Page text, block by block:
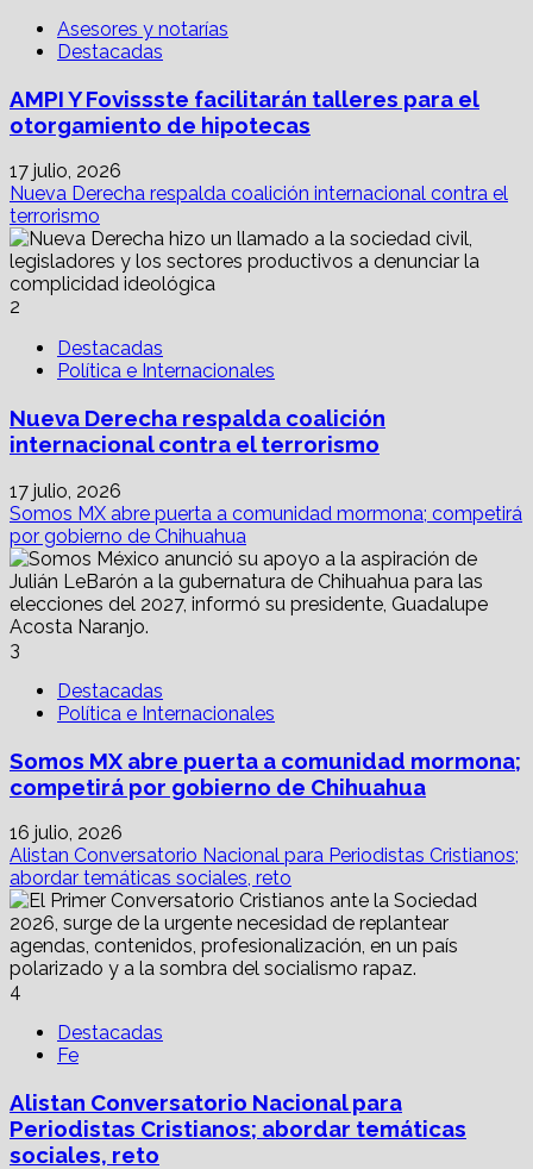
Asesores y notarías
Destacadas
AMPI Y Fovissste facilitarán talleres para el
otorgamiento de hipotecas
17 julio, 2026
Nueva Derecha respalda coalición internacional contra el
terrorismo
2
Destacadas
Política e Internacionales
Nueva Derecha respalda coalición
internacional contra el terrorismo
17 julio, 2026
Somos MX abre puerta a comunidad mormona; competirá
por gobierno de Chihuahua
3
Destacadas
Política e Internacionales
Somos MX abre puerta a comunidad mormona;
competirá por gobierno de Chihuahua
16 julio, 2026
Alistan Conversatorio Nacional para Periodistas Cristianos;
abordar temáticas sociales, reto
4
Destacadas
Fe
Alistan Conversatorio Nacional para
Periodistas Cristianos; abordar temáticas
sociales, reto